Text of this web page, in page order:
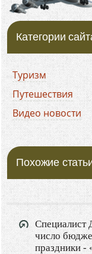
Категории
Туризм
Путешествия
Видео новости
Похожие
Специалист
число
праздники -